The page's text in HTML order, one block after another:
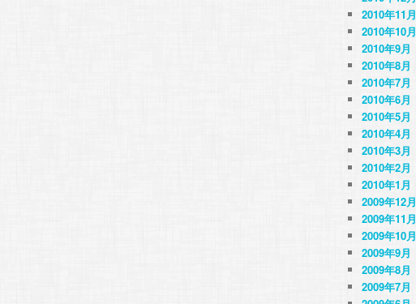
2010年11月
2010年10月
2010年9月
2010年8月
2010年7月
2010年6月
2010年5月
2010年4月
2010年3月
2010年2月
2010年1月
2009年12月
2009年11月
2009年10月
2009年9月
2009年8月
2009年7月